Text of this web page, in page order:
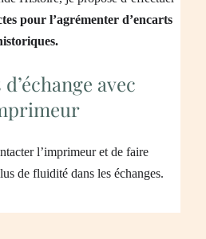
pour l’agrémenter d’encarts
avec
l’imprimeur et de faire
de fluidité dans les échanges.